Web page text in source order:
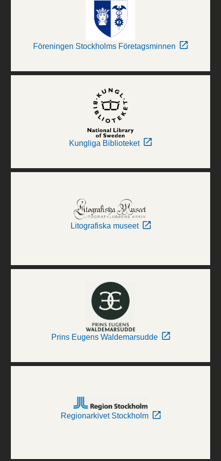
Föreningen Stockholms Företagsminnen
Kungliga Biblioteket
Litografiska museet
Prins Eugens Waldemarsudde
Regionarkivet Stockholm